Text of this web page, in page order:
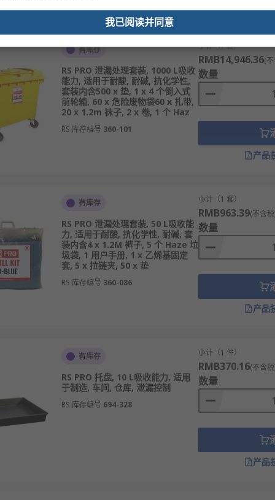
有库存
RS PRO 泄漏处理套装, 1000 L吸收
能力, 适用于耐酸, 耐碱, 抗化学性,
套装内含500 x 垫, 1 x 4 个倒入式
前轮箱, 60 x 危险废物袋60 x 扎带,
20 x 1.2m 袜子, 2 x 卷, 1 个 Haz
RS 库存编号 360-101
小计（1 套）
RMB14,946.36(
数量
产品
有库存
RS PRO 泄漏处理套装, 50 L吸收能
力, 适用于耐酸, 抗化学性, 耐碱, 套
装内含4 x 1.2M 裤子, 5 个 Haze 垃
圾袋, 1 用户手册, 1 x 乙烯基固定
套, 5 x 拉链夹, 50 x 垫
RS 库存编号 360-086
小计（1 套）
RMB963.39(不含
数量
产品
有库存
RS PRO 托盘, 10 L吸收能力, 适用
于制造, 车间, 仓库, 泄漏控制
RS 库存编号 694-328
小计（1 件）
RMB370.16(不含
数量
产品
我已阅读并同意